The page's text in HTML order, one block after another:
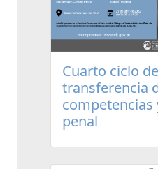
Cuarto ciclo
transferencia
competencias
penal